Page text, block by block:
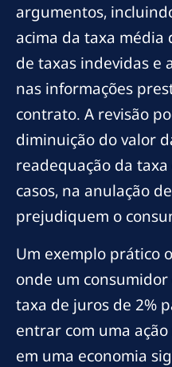
argumentos,
acima da taxa média
de taxas indevidas e
nas informações
contrato. A revisão
diminuição do valor
readequação da
casos, na anulação
prejudiquem o
Um exemplo prático
onde um
taxa de juros de 2%
entrar com uma
em uma economia